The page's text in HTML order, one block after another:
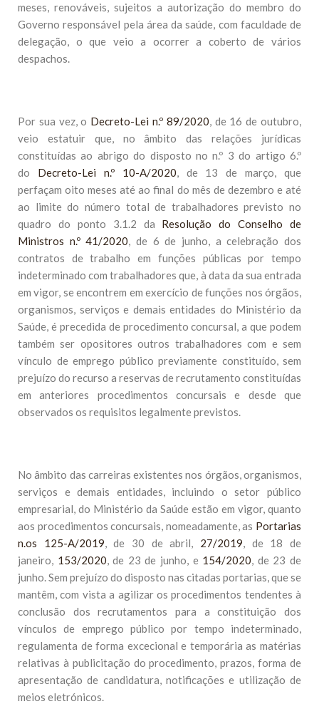
meses, renováveis, sujeitos a autorização do membro do
Governo responsável pela área da saúde, com faculdade de
delegação, o que veio a ocorrer a coberto de vários
despachos.
Por sua vez, o Decreto-Lei n.º 89/2020, de 16 de outubro,
veio estatuir que, no âmbito das relações jurídicas
constituídas ao abrigo do disposto no n.º 3 do artigo 6.º
do Decreto-Lei n.º 10-A/2020, de 13 de março, que
perfaçam oito meses até ao final do mês de dezembro e até
ao limite do número total de trabalhadores previsto no
quadro do ponto 3.1.2 da Resolução do Conselho de
Ministros n.º 41/2020, de 6 de junho, a celebração dos
contratos de trabalho em funções públicas por tempo
indeterminado com trabalhadores que, à data da sua entrada
em vigor, se encontrem em exercício de funções nos órgãos,
organismos, serviços e demais entidades do Ministério da
Saúde, é precedida de procedimento concursal, a que podem
também ser opositores outros trabalhadores com e sem
vínculo de emprego público previamente constituído, sem
prejuízo do recurso a reservas de recrutamento constituídas
em anteriores procedimentos concursais e desde que
observados os requisitos legalmente previstos.
No âmbito das carreiras existentes nos órgãos, organismos,
serviços e demais entidades, incluindo o setor público
empresarial, do Ministério da Saúde estão em vigor, quanto
aos procedimentos concursais, nomeadamente, as Portarias
n.os 125-A/2019, de 30 de abril, 27/2019, de 18 de
janeiro, 153/2020, de 23 de junho, e 154/2020, de 23 de
junho. Sem prejuízo do disposto nas citadas portarias, que se
mantêm, com vista a agilizar os procedimentos tendentes à
conclusão dos recrutamentos para a constituição dos
vínculos de emprego público por tempo indeterminado,
regulamenta de forma excecional e temporária as matérias
relativas à publicitação do procedimento, prazos, forma de
apresentação de candidatura, notificações e utilização de
meios eletrónicos.